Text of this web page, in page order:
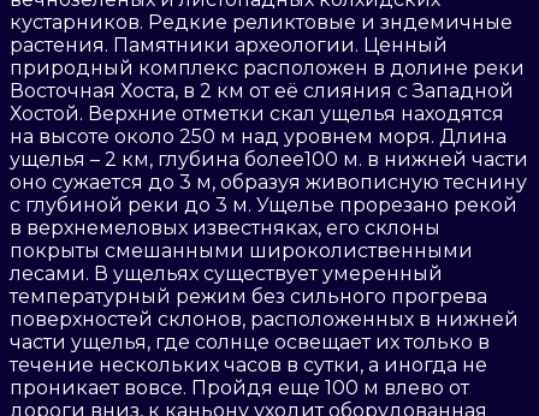
кустарников. Редкие реликтовые и зндемичные
растения. Памятники археологии. Ценный
природный комплекс расположен в долине реки
Восточная Хоста, в 2 км от её слияния с Западной
Хостой. Верхние отметки скал ущелья находятся
на высоте около 250 м над уровнем моря. Длина
ущелья – 2 км, глубина более100 м. в нижней части
оно сужается до 3 м, образуя живописную теснину
с глубиной реки до 3 м. Ущелье прорезано рекой
в верхнемеловых известняках, его склоны
покрыты смешанными широколиственными
лесами. В ущельях существует умеренный
температурный режим без сильного прогрева
поверхностей склонов, расположенных в нижней
части ущелья, где солнце освещает их только в
течение нескольких часов в сутки, а иногда не
проникает вовсе. Пройдя еще 100 м влево от
дороги вниз, к каньону уходит оборудованная